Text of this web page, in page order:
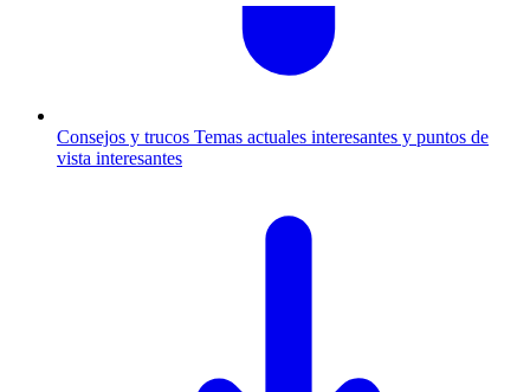
Consejos y trucos Temas actuales interesantes y puntos de
vista interesantes